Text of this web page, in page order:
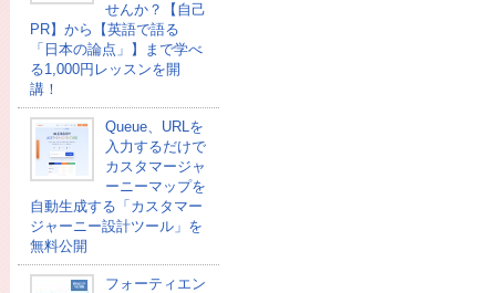
せんか？【自己
PR】から【英語で語る
「日本の論点」】まで学べ
る1,000円レッスンを開
講！
Queue、URLを
入力するだけで
カスタマージャ
ーニーマップを
自動生成する「カスタマー
ジャーニー設計ツール」を
無料公開
フォーティエン